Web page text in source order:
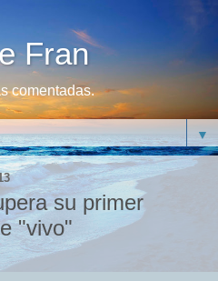
Fran
comentadas.
▼
su primer
"vivo"